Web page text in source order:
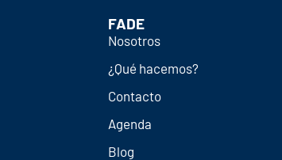
FADE
Nosotros
¿Qué hacemos?
Contacto
Agenda
Blog